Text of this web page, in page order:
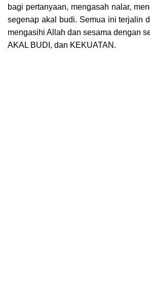
bagi pertanyaan, mengasah nalar,
segenap akal budi. Semua ini terjalin
mengasihi Allah dan sesama dengan
AKAL BUDI, dan KEKUATAN.